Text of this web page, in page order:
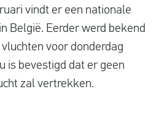
vindt er een nationale
België. Eerder werd bekend
voor donderdag
is bevestigd dat er geen
zal vertrekken.